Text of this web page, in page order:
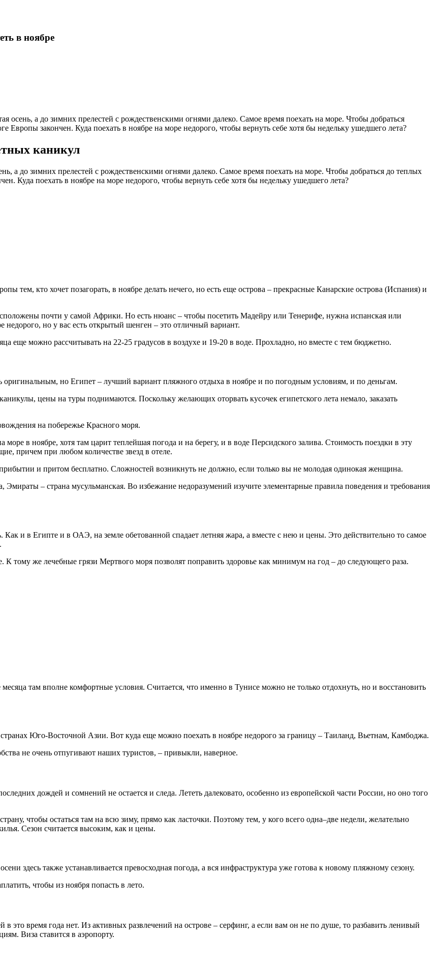
в ноябре
осень, а до зимних прелестей с рождественскими огнями далеко. Самое время поехать на море. Чтобы добраться
Европы закончен. Куда поехать в ноябре на море недорого, чтобы вернуть себе хотя бы недельку ушедшего лета?
каникул
а до зимних прелестей с рождественскими огнями далеко. Самое время поехать на море. Чтобы добраться до теплых
Куда поехать в ноябре на море недорого, чтобы вернуть себе хотя бы недельку ушедшего лета?
тем, кто хочет позагорать, в ноябре делать нечего, но есть еще острова – прекрасные Канарские острова (Испания) и
почти у самой Африки. Но есть нюанс – чтобы посетить Мадейру или Тенерифе, нужна испанская или
недорого, но у вас есть открытый шенген – это отличный вариант.
еще можно рассчитывать на 22-25 градусов в воздухе и 19-20 в воде. Прохладно, но вместе с тем бюджетно.
оригинальным, но Египет – лучший вариант пляжного отдыха в ноябре и по погодным условиям, и по деньгам.
цены на туры поднимаются. Поскольку желающих оторвать кусочек египетского лета немало, заказать
на побережье Красного моря.
в ноябре, хотя там царит теплейшая погода и на берегу, и в воде Персидского залива. Стоимость поездки в эту
причем при любом количестве звезд в отеле.
и притом бесплатно. Сложностей возникнуть не должно, если только вы не молодая одинокая женщина.
Эмираты – страна мусульманская. Во избежание недоразумений изучите элементарные правила поведения и требования
и в Египте и в ОАЭ, на земле обетованной спадает летняя жара, а вместе с нею и цены. Это действительно то самое
К тому же лечебные грязи Мертвого моря позволят поправить здоровье как минимум на год – до следующего раза.
там вполне комфортные условия. Считается, что именно в Тунисе можно не только отдохнуть, но и восстановить
Юго-Восточной Азии. Вот куда еще можно поехать в ноябре недорого за границу – Таиланд, Вьетнам, Камбоджа.
не очень отпугивают наших туристов, – привыкли, наверное.
дождей и сомнений не остается и следа. Лететь далековато, особенно из европейской части России, но оно того
чтобы остаться там на всю зиму, прямо как ласточки. Поэтому тем, у кого всего одна–две недели, желательно
Сезон считается высоким, как и цены.
здесь также устанавливается превосходная погода, а вся инфраструктура уже готова к новому пляжному сезону.
чтобы из ноября попасть в лето.
время года нет. Из активных развлечений на острове – серфинг, а если вам он не по душе, то разбавить ленивый
Виза ставится в аэропорту.